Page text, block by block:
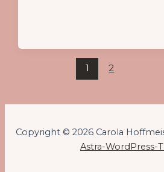
1 2
Copyright © 2026 Carola
Astra-WordPress-